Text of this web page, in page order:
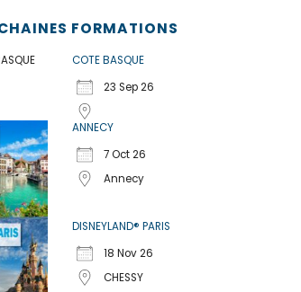
FORMATIONS
COTE BASQUE
23 Sep 26
ANNECY
7 Oct 26
Annecy
DISNEYLAND® PARIS
18 Nov 26
CHESSY